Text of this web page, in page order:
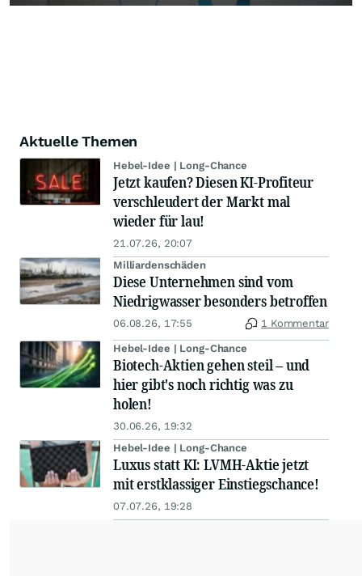
Aktuelle Themen
Hebel-Idee | Long-Chance
Jetzt kaufen? Diesen KI-Profiteur
verschleudert der Markt mal
wieder für lau!
21.07.26, 20:07
Milliardenschäden
Diese Unternehmen sind vom
Niedrigwasser besonders betroffen
06.08.26, 17:55 1 Kommentar
Hebel-Idee | Long-Chance
Biotech-Aktien gehen steil – und
hier gibt's noch richtig was zu
holen!
30.06.26, 19:32
Hebel-Idee | Long-Chance
Luxus statt KI: LVMH-Aktie jetzt
mit erstklassiger Einstiegschance!
07.07.26, 19:28